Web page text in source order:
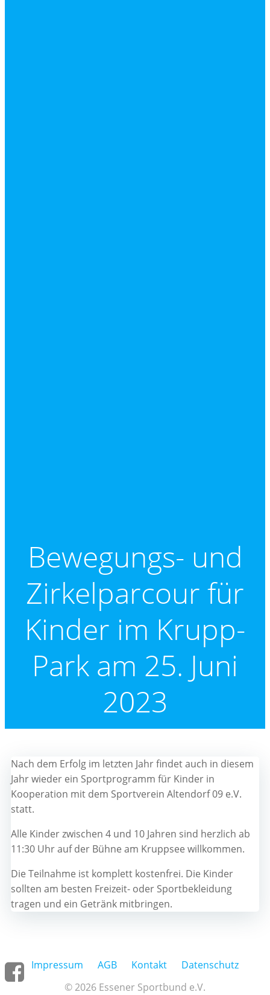
Bewegungs- und
Zirkelparcour für
Kinder im Krupp-
Park am 25. Juni
2023
Nach dem Erfolg im letzten Jahr findet auch in diesem
Jahr wieder ein Sportprogramm für Kinder in
Kooperation mit dem Sportverein Altendorf 09 e.V.
statt.
Alle Kinder zwischen 4 und 10 Jahren sind herzlich ab
11:30 Uhr auf der Bühne am Kruppsee willkommen.
Die Teilnahme ist komplett kostenfrei. Die Kinder
sollten am besten Freizeit- oder Sportbekleidung
tragen und ein Getränk mitbringen.
Impressum AGB Kontakt
Datenschutz
© 2026 Essener Sportbund e.V.